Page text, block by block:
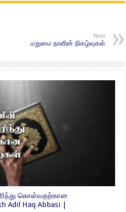
Next
மறுமை நாளின் நிகழ்வுகள்
கொள்வதற்கான
Adil Haq Abbasi |